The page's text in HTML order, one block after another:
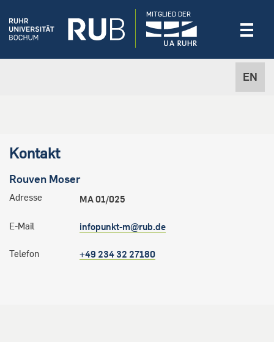
EN
MITGLIED DER
Kontakt
Rouven Moser
Adresse MA 01/025
E-Mail infopunkt-m@rub.de
Telefon +49 234 32 27180